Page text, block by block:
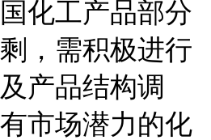
化工产品部分
，需积极进行
产品结构调
市场潜力的化